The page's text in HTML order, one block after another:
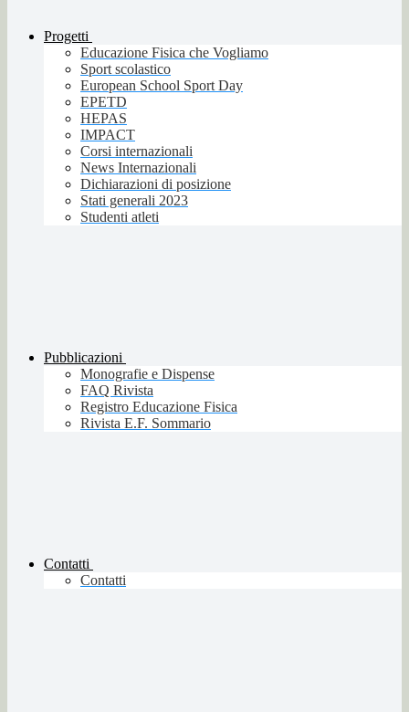
Progetti
Educazione Fisica che Vogliamo
Sport scolastico
European School Sport Day
EPETD
HEPAS
IMPACT
Corsi internazionali
News Internazionali
Dichiarazioni di posizione
Stati generali 2023
Studenti atleti
Pubblicazioni
Monografie e Dispense
FAQ Rivista
Registro Educazione Fisica
Rivista E.F. Sommario
Contatti
Contatti